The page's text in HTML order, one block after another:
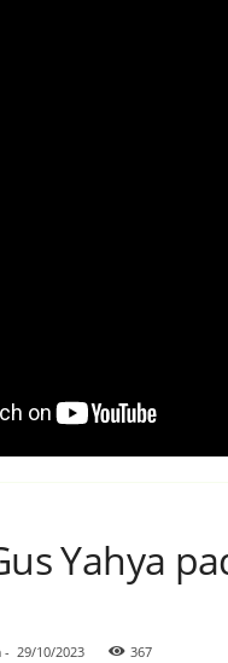
Yahya
- 29/10/2023 367